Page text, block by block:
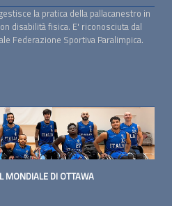
la pratica della pallacanestro in
disabilità fisica. E' riconosciuta dal
Federazione Sportiva Paralimpica.
MONDIALE DI OTTAWA